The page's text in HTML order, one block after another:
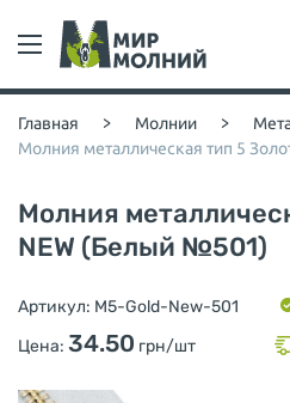
Главная > Молнии >
Молния металлическая тип 5
Молния
NEW (Белый №501)
Артикул: M5-Gold-New-501
Цена: 34.50 грн/шт